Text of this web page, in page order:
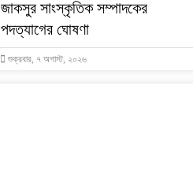
জাকসুর সাংস্কৃতিক সম্পাদকের
পদত্যাগের ঘোষণা
শুক্রবার, ৭ অগাস্ট, ২০২৬